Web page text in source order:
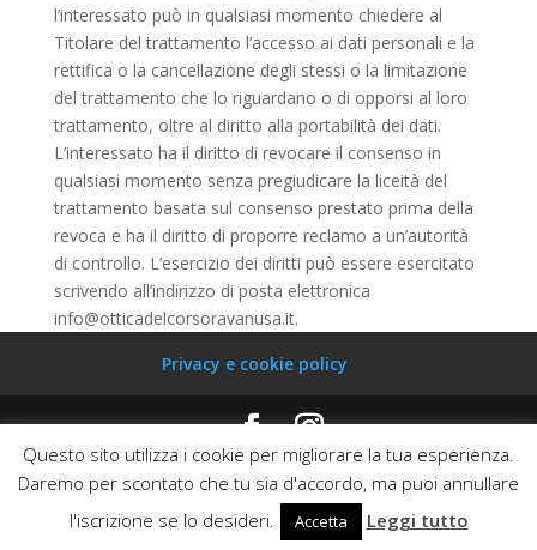
l’interessato può in qualsiasi momento chiedere al
Titolare del trattamento l’accesso ai dati personali e la
rettifica o la cancellazione degli stessi o la limitazione
del trattamento che lo riguardano o di opporsi al loro
trattamento, oltre al diritto alla portabilità dei dati.
L’interessato ha il diritto di revocare il consenso in
qualsiasi momento senza pregiudicare la liceità del
trattamento basata sul consenso prestato prima della
revoca e ha il diritto di proporre reclamo a un’autorità
di controllo. L’esercizio dei diritti può essere esercitato
scrivendo all’indirizzo di posta elettronica
info@otticadelcorsoravanusa.it.
Privacy e cookie policy
Ottica del corso di Volpe Gabriella - P.iva 01729070845
- Cod. Fiscale VLPGRL62E67A089Y © 2025 | Powered
by Digitalab360
Questo sito utilizza i cookie per migliorare la tua esperienza.
Daremo per scontato che tu sia d'accordo, ma puoi annullare
l'iscrizione se lo desideri.
Accetta Leggi tutto